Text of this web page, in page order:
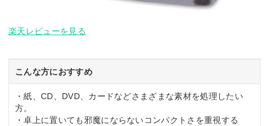
楽天レビューを見る
こんな方におすすめ
・紙、CD、DVD、カードなどさまざまな素材を処理したい
方。
・卓上に置いても邪魔にならないコンパクトさを重視する